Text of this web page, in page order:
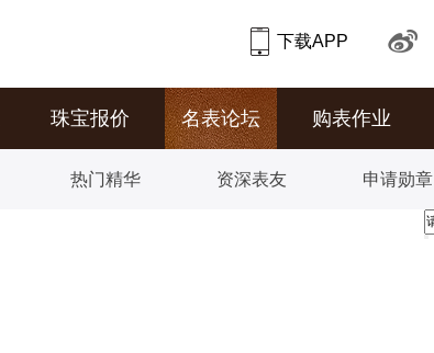
下载APP
珠宝报价 名表论坛 购表作业
热门精华 资深表友 申请勋章